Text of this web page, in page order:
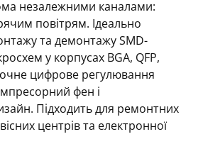
незалежними каналами:
повітрям. Ідеально
та демонтажу SMD-
у корпусах BGA, QFP,
цифрове регулювання
фен і
Підходить для ремонтних
центрів та електронної